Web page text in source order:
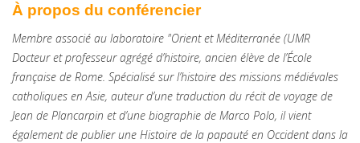
À propos du conférencier
Membre associé au laboratoire "Orient et Méditerranée (UMR
Docteur et professeur agrégé d’histoire, ancien élève de l’École
française de Rome. Spécialisé sur l’histoire des missions médiévales
catholiques en Asie, auteur d’une traduction du récit de voyage de
Jean de Plancarpin et d’une biographie de Marco Polo, il vient
également de publier une Histoire de la papauté en Occident dans la